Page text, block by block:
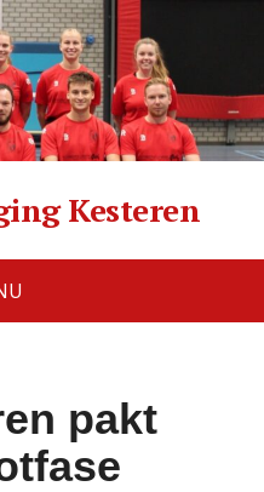
Kesteren
pakt